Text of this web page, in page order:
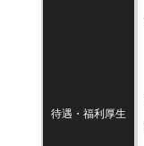
待遇・福利厚生